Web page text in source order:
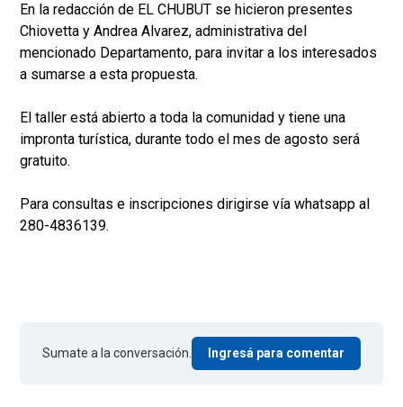
En la redacción de EL CHUBUT se hicieron presentes
Chiovetta y Andrea Alvarez, administrativa del
mencionado Departamento, para invitar a los interesados
a sumarse a esta propuesta.
El taller está abierto a toda la comunidad y tiene una
impronta turística, durante todo el mes de agosto será
gratuito.
Para consultas e inscripciones dirigirse vía whatsapp al
280-4836139.
Sumate a la conversación. Ingresá para comentar